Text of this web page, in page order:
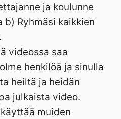
ja koulunne
b) Ryhmäsi kaikkien
videossa saa
henkilöä ja sinulla
heiltä ja heidän
julkaista video.
muiden